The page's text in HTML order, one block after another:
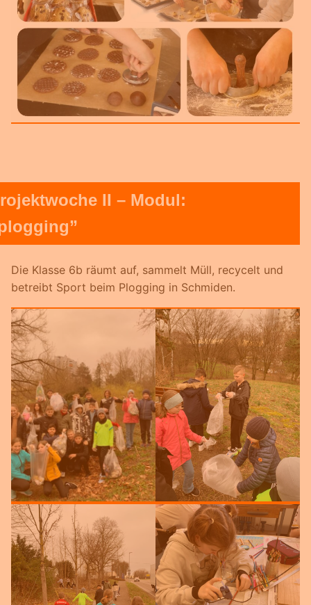
II – Modul:
Die Klasse 6b räumt auf, sammelt Müll, recycelt und
betreibt Sport beim Plogging in Schmiden.